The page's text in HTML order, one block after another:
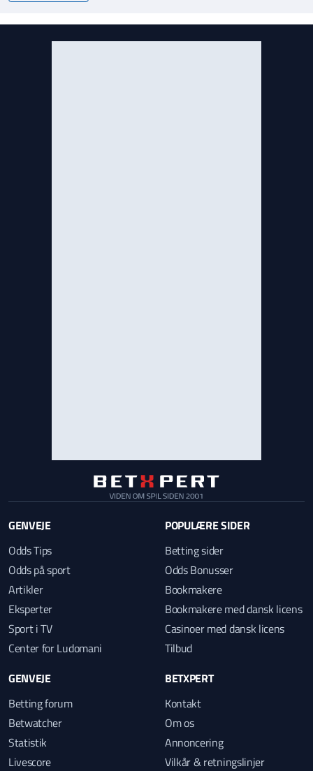
GENVEJE
Odds Tips
Odds på sport
Artikler
Eksperter
Sport i TV
Center for Ludomani
POPULÆRE SIDER
Betting sider
Odds Bonusser
Bookmakere
Bookmakere med dansk licens
Casinoer med dansk licens
Tilbud
GENVEJE
Betting forum
Betwatcher
Statistik
Livescore
BETXPERT
Kontakt
Om os
Annoncering
Vilkår & retningslinjer